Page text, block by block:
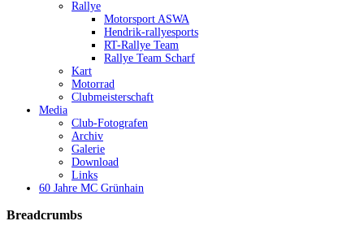
Rallye
Motorsport ASWA
Hendrik-rallyesports
RT-Rallye Team
Rallye Team Scharf
Kart
Motorrad
Clubmeisterschaft
Media
Club-Fotografen
Archiv
Galerie
Download
Links
60 Jahre MC Grünhain
Breadcrumbs